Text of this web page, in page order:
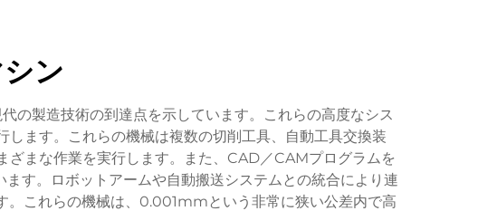
ン
の製造技術の到達点を示しています。これらの高度なシス
ます。これらの機械は複数の切削工具、自動工具交換装
まな作業を実行します。また、CAD／CAMプログラムを
す。ロボットアームや自動搬送システムとの統合により連
。これらの機械は、0.001mmという非常に狭い公差内で高